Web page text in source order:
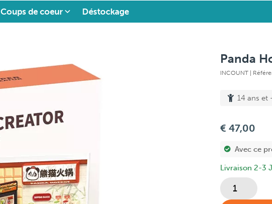
Coups de coeur Déstockage
Panda
INCOUNT |
14 ans et
€ 47,00
Avec ce
Livraison 2-3